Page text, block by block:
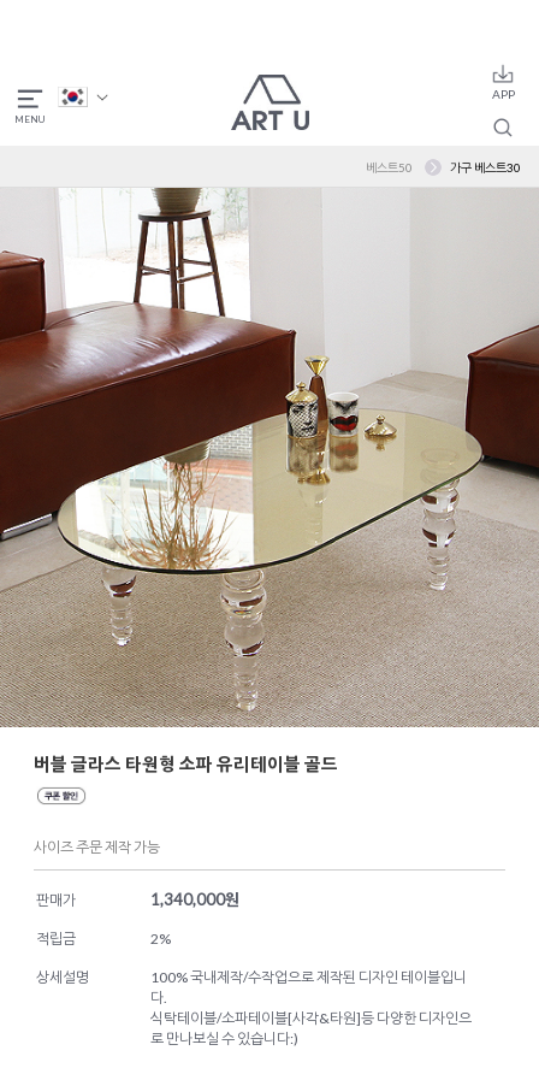
베스트50 가구 베스트30
버블 글라스 타원형 소파 유리테이블 골드
사이즈 주문 제작 가능
판매가 1,340,000원
적립금 2%
상세설명
100% 국내제작/수작업으로 제작된 디자인 테이블입니
다.
식탁테이블/소파테이블[사각&타원]등 다양한 디자인으
로 만나보실 수 있습니다:)